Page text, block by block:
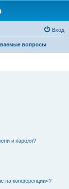
Вход
вопросы
и пароля?
на конференции»?